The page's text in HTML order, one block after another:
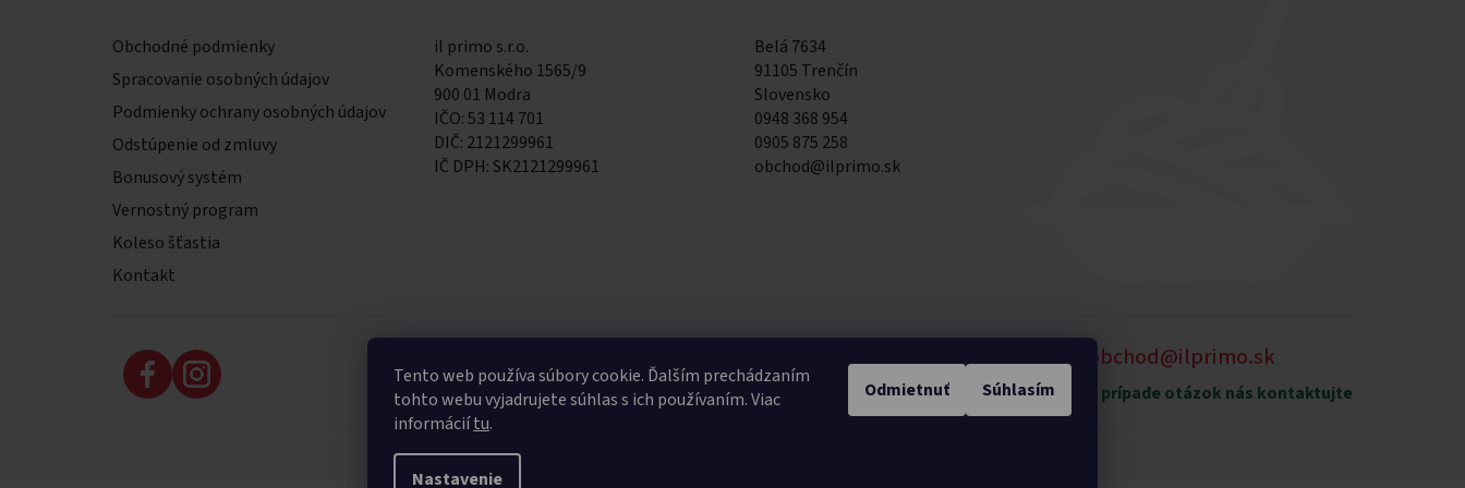
Tento web používa súbory cookie. Ďalším prechádzaním
tohto webu vyjadrujete súhlas s ich používaním. Viac
informáciítu.
Nastavenie
Odmietnuť Súhlasím
Obchodné podmienky
Spracovanie osobných údajov
Podmienky ochrany osobných údajov
Odstúpenie od zmluvy
Bonusový systém
Vernostný program
Koleso šťastia
Kontakt
il primo s.r.o.
Komenského 1565/9
900 01 Modra
IČO: 53 114 701
DIČ: 2121299961
IČ DPH: SK2121299961
Belá 7634
91105 Trenčín
Slovensko
0948 368 954
0905 875 258
obchod@ilprimo.sk
0948 368 954
Expedičný sklad
0905 875 258
Expedičný sklad
obchod@ilprimo.sk
V prípade otázok nás kontaktujte